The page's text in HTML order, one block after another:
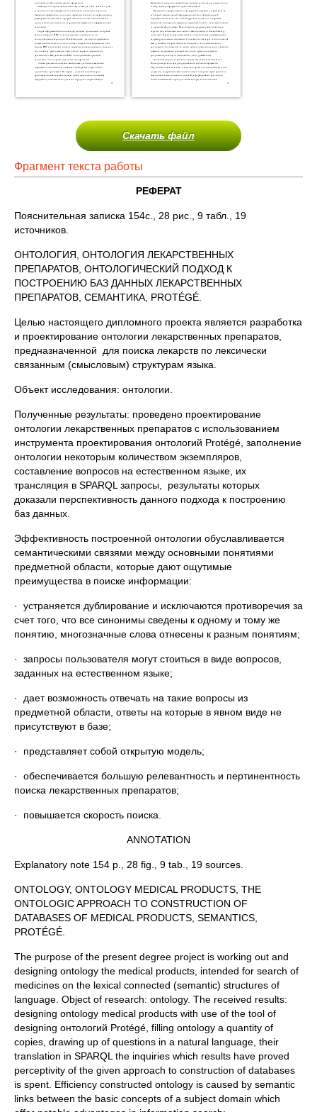
Скачать файл
Фрагмент текста работы
РЕФЕРАТ
Пояснительная записка 154с., 28 рис., 9 табл., 19
источников.
ОНТОЛОГИЯ, ОНТОЛОГИЯ ЛЕКАРСТВЕННЫХ
ПРЕПАРАТОВ, ОНТОЛОГИЧЕСКИЙ ПОДХОД К
ПОСТРОЕНИЮ БАЗ ДАННЫХ ЛЕКАРСТВЕННЫХ
ПРЕПАРАТОВ, СЕМАНТИКА, PROTÉGÉ.
Целью настоящего дипломного проекта является разработка
и проектирование онтологии лекарственных препаратов,
предназначенной для поиска лекарств по лексически
связанным (смысловым) структурам языка.
Объект исследования: онтологии.
Полученные результаты: проведено проектирование
онтологии лекарственных препаратов с использованием
инструмента проектирования онтологий Protégé, заполнение
онтологии некоторым количеством экземпляров,
составление вопросов на естественном языке, их
трансляция в SPARQL запросы, результаты которых
доказали перспективность данного подхода к построению
баз данных.
Эффективность построенной онтологии обуславливается
семантическими связями между основными понятиями
предметной области, которые дают ощутимые
преимущества в поиске информации:
· устраняется дублирование и исключаются противоречия за
счет того, что все синонимы сведены к одному и тому же
понятию, многозначные слова отнесены к разным понятиям;
· запросы пользователя могут стоиться в виде вопросов,
заданных на естественном языке;
· дает возможность отвечать на такие вопросы из
предметной области, ответы на которые в явном виде не
присутствуют в базе;
· представляет собой открытую модель;
· обеспечивается большую релевантность и пертинентность
поиска лекарственных препаратов;
· повышается скорость поиска.
ANNOTATION
Explanatory note 154 p., 28 fig., 9 tab., 19 sources.
ONTOLOGY, ONTOLOGY MEDICAL PRODUCTS, THE
ONTOLOGIC APPROACH TO CONSTRUCTION OF
DATABASES OF MEDICAL PRODUCTS, SEMANTICS,
PROTÉGÉ.
The purpose of the present degree project is working out and
designing ontology the medical products, intended for search of
medicines on the lexical connected (semantic) structures of
language. Object of research: ontology. The received results:
designing ontology medical products with use of the tool of
designing онтологий Protégé, filling ontology a quantity of
copies, drawing up of questions in a natural language, their
translation in SPARQL the inquiries which results have proved
perceptivity of the given approach to construction of databases
is spent. Efficiency constructed ontology is caused by semantic
links between the basic concepts of a subject domain which